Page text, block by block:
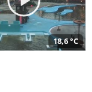
18,6 °C